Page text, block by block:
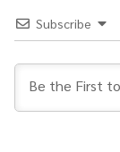
Subscribe